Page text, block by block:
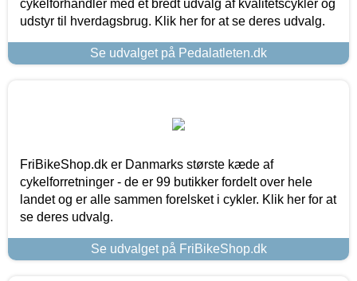
cykelforhandler med et bredt udvalg af kvalitetscykler og
udstyr til hverdagsbrug. Klik her for at se deres udvalg.
Se udvalget på Pedalatleten.dk
FriBikeShop.dk er Danmarks største kæde af
cykelforretninger - de er 99 butikker fordelt over hele
landet og er alle sammen forelsket i cykler. Klik her for at
se deres udvalg.
Se udvalget på FriBikeShop.dk